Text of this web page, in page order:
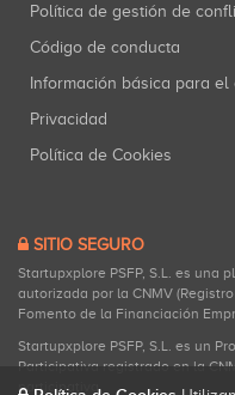
Política de gestión de
Código de conducta
Información básica para el
Privacidad
Política de Cookies
SITIO SEGURO
Startupxplore PSFP, S.L. es una
autorizada por la CNMV
Fomento de la Financiación
Startupxplore PSFP, S.L. es un
Participativa registrado en la
participativa.